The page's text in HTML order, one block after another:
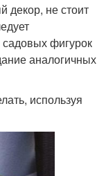
декор, не стоит
садовых фигурок
аналогичных
используя